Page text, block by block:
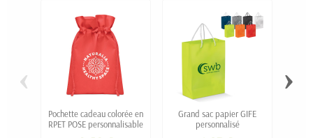
Pochette cadeau colorée en
RPET POSE personnalisable
Grand sac papier GIFE
personnalisé
‹ ›